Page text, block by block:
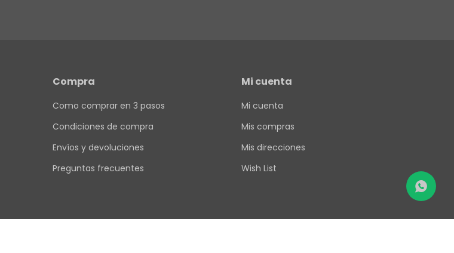
Compra
Como comprar en 3 pasos
Condiciones de compra
Envíos y devoluciones
Preguntas frecuentes
Mi cuenta
Mi cuenta
Mis compras
Mis direcciones
Wish List